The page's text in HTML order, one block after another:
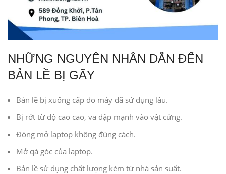
NHỮNG NGUYÊN NHÂN DẪN ĐẾN
BẢN LỀ BỊ GÃY
Bản lề bị xuống cấp do máy đã sử dụng lâu.
Bị rớt từ độ cao cao, va đập mạnh vào vật cứng.
Đóng mở laptop không đúng cách.
Mở qá góc của laptop.
Bản lề sử dụng chất lượng kém từ nhà sản suất.